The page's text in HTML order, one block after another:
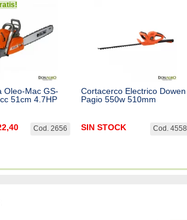
Oleo-Mac GS-
51cm 4.7HP
Cod. 2656
Cortacerco Electrico Dowen
Pagio 550w 510mm
Cod. 4558
SIN STOCK